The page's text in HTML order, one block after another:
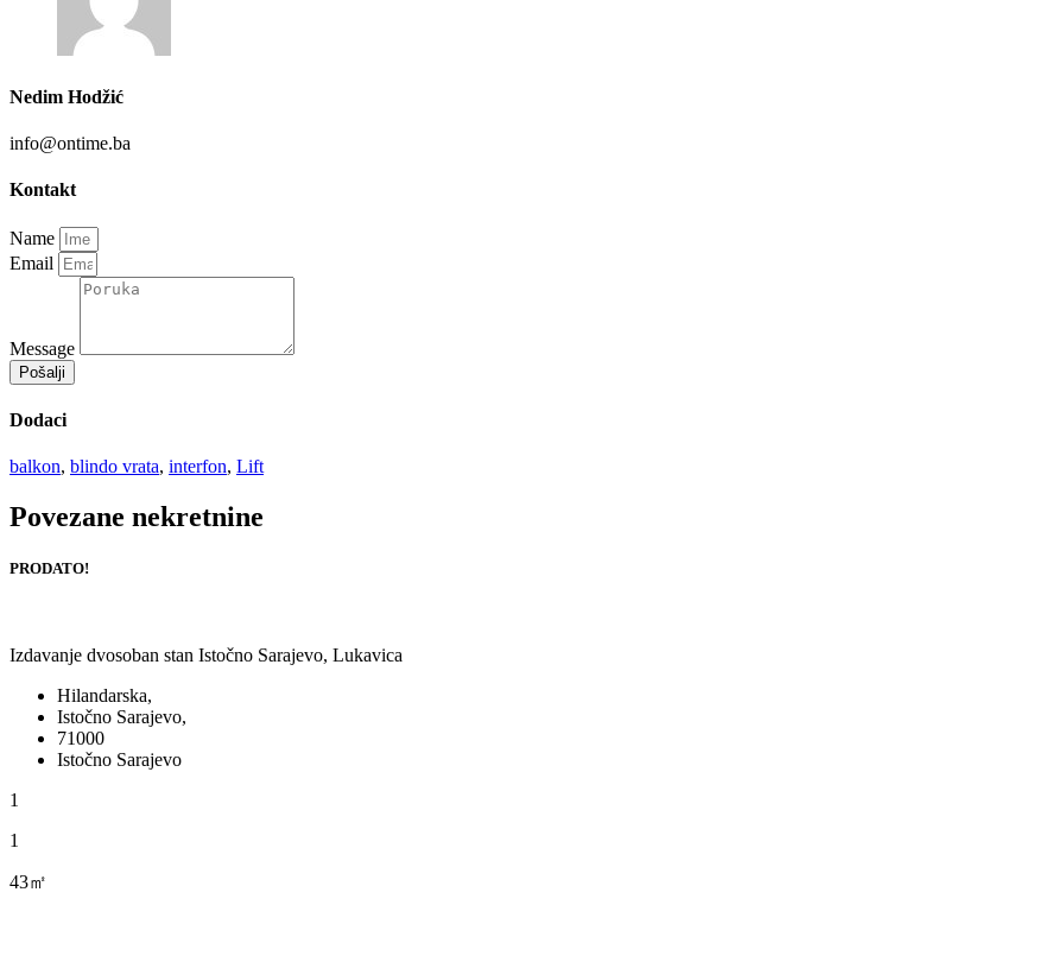
Nedim Hodžić
info@ontime.ba
Kontakt
Name
Email
Message
Pošalji
Dodaci
balkon, blindo vrata, interfon, Lift
Povezane nekretnine
PRODATO!
Izdavanje dvosoban stan Istočno Sarajevo, Lukavica
Hilandarska,
Istočno Sarajevo,
71000
Istočno Sarajevo
1
1
43㎡